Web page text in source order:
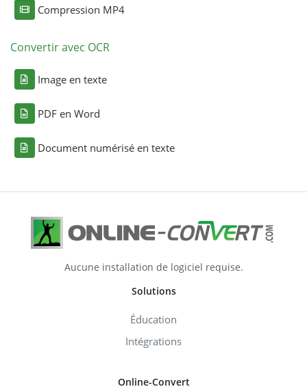
Compression MP4
Convertir avec OCR
Image en texte
PDF en Word
Document numérisé en texte
Aucune installation de logiciel requise.
Solutions
Éducation
Intégrations
Online-Convert